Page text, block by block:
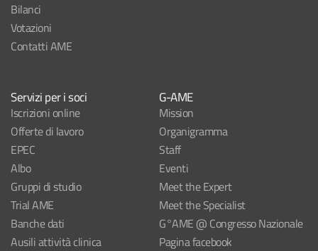
Bilanci
Votazioni
Contatti AME
Servizi per i soci
Iscrizioni online
Offerte di lavoro
EPEC
Albo
Gruppi di studio
Trial AME
Banche dati
Ausili attività clinica
G-AME
Mission
Organigramma
Staff
Eventi
Meet the Expert
Meet the Specialist
G°AME @ Congresso Nazionale
Pagina facebook